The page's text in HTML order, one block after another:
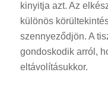
kinyitja azt. Az
különös
szennyeződjön. A
gondoskodik arról,
eltávolításukkor.